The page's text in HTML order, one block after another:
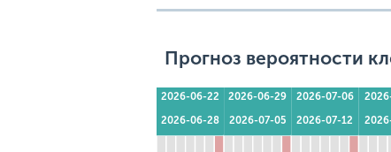
Прогноз вероятности
2026-06-22
2026-06-28
2026-06-29
2026-07-05
2026-07-06
2026-07-12